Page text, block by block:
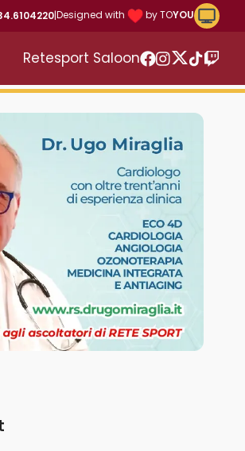
|Designed with by TOYOU
Retesport Saloon
Twitter